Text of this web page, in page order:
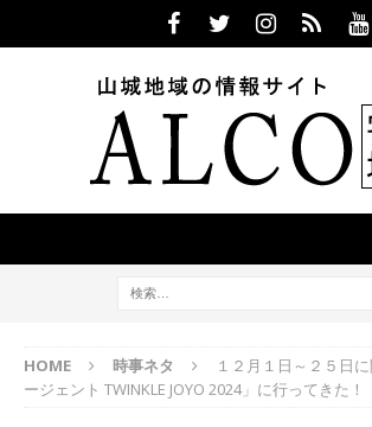
HOME 時事ネタ
１２月１日～２５日
ージェント TWINKLE JOYO 2024」に行ってきた！